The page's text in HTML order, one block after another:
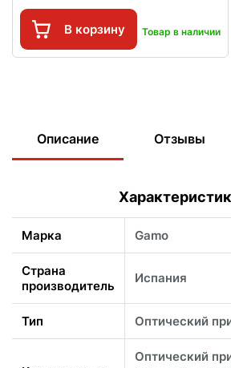
В корзину Товар в наличии
Описание Отзывы
Марка Gamo
Страна
производитель
Испания
Тип Оптический
Оптический